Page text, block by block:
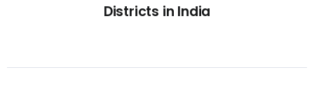
Districts in India